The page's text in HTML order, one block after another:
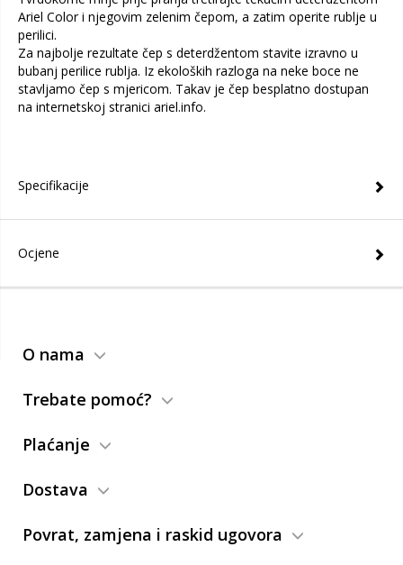
Ariel Color i njegovim zelenim čepom, a zatim operite rublje u
perilici.
Za najbolje rezultate čep s deterdžentom stavite izravno u
bubanj perilice rublja. Iz ekoloških razloga na neke boce ne
stavljamo čep s mjericom. Takav je čep besplatno dostupan
na internetskoj stranici ariel.info.
Specifikacije
Ocjene
O nama
Trebate pomoć?
Plaćanje
Dostava
Povrat, zamjena i raskid ugovora